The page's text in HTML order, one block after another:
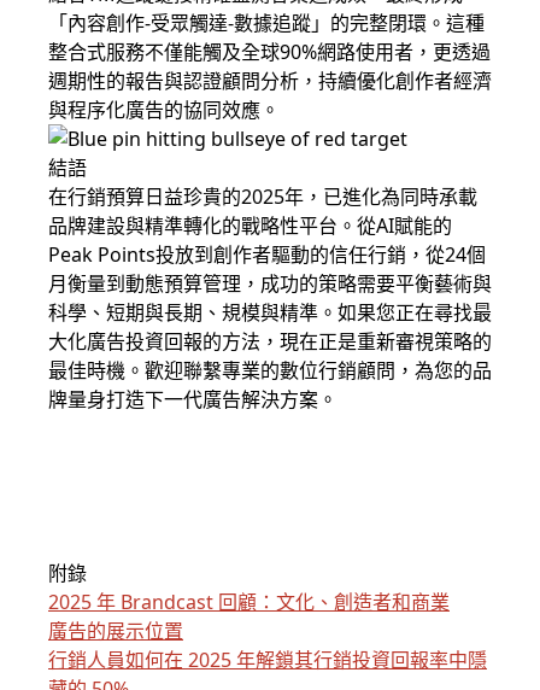
「內容創作-受眾觸達-數據追蹤」的完整閉環。這種
整合式服務不僅能觸及全球90%網路使用者，更透過
週期性的報告與認證顧問分析，持續優化創作者經濟
與程序化廣告的協同效應。
結語
在行銷預算日益珍貴的2025年，已進化為同時承載
品牌建設與精準轉化的戰略性平台。從AI賦能的
Peak Points投放到創作者驅動的信任行銷，從24個
月衡量到動態預算管理，成功的策略需要平衡藝術與
科學、短期與長期、規模與精準。如果您正在尋找最
大化廣告投資回報的方法，現在正是重新審視策略的
最佳時機。歡迎聯繫專業的數位行銷顧問，為您的品
牌量身打造下一代廣告解決方案。
附錄
2025 年 Brandcast 回顧：文化、創造者和商業
廣告的展示位置
行銷人員如何在 2025 年解鎖其行銷投資回報率中隱